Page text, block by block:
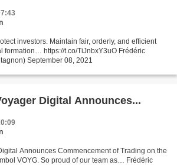
investors. Maintain fair, orderly, and efficient
formation… https://t.co/TiJnbxY3uO Frédéric
September 08, 2021
Digital Announces...
Announces Commencement of Trading on the
VOYG. So proud of our team as… Frédéric